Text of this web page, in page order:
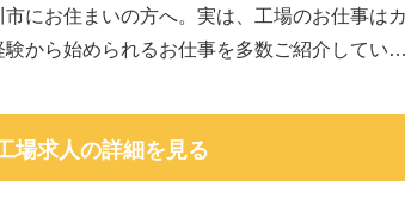
にお住まいの方へ。実は、工場のお仕事はカ
から始められるお仕事を多数ご紹介していま
場求人の詳細を見る